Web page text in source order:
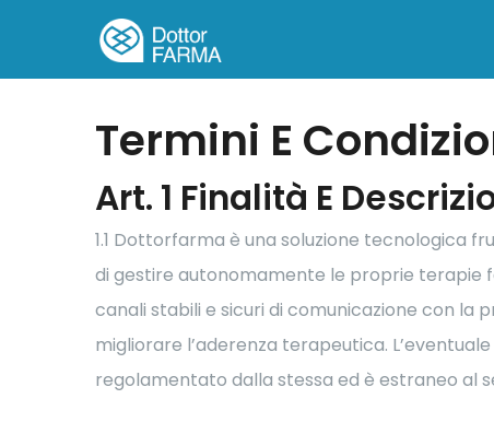
Termini E
Art. 1 Finalità E
1.1 Dottorfarma è una soluzione tecnologica
di gestire autonomamente le proprie terapie
canali stabili e sicuri di comunicazione con la
migliorare l’aderenza terapeutica.
regolamentato dalla stessa ed è estraneo al